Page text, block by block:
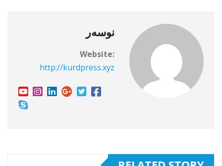
نوسەر
Website:
http://kurdpress.xyz